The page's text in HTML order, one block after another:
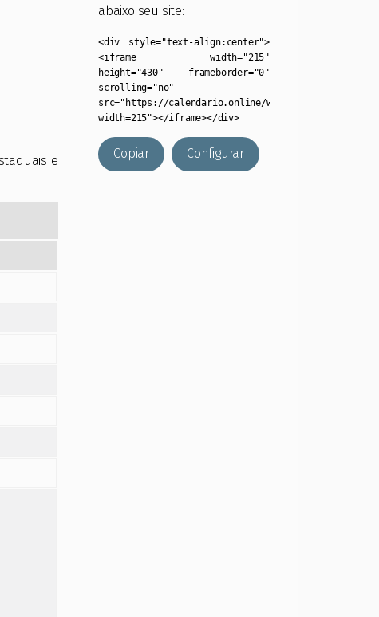
e
abaixo seu site:
<div style="text-align:center">
<iframe width="215"
height="430" frameborder="0"
scrolling="no"
src="https://calendario.online/widget/?
width=215"></iframe></div>
Copiar Configurar